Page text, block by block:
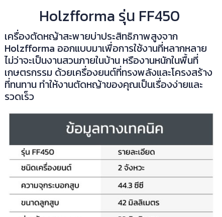
Holzfforma รุ่น FF450
เครื่องตัดหญ้าสะพายบ่าประสิทธิภาพสูงจาก
Holzfforma ออกแบบมาเพื่อการใช้งานที่หลากหลาย
ไม่ว่าจะเป็นงานสวนภายในบ้าน หรืองานหนักในพื้นที่
เกษตรกรรม ด้วยเครื่องยนต์ที่ทรงพลังและโครงสร้าง
ที่ทนทาน ทำให้งานตัดหญ้าของคุณเป็นเรื่องง่ายและ
รวดเร็ว